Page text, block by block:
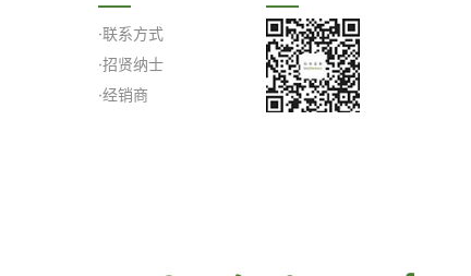
·联系方式
·招贤纳士
·经销商